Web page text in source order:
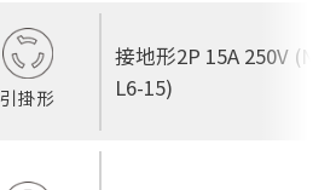
引掛形
接地形2P 15A 250V
L6-15)